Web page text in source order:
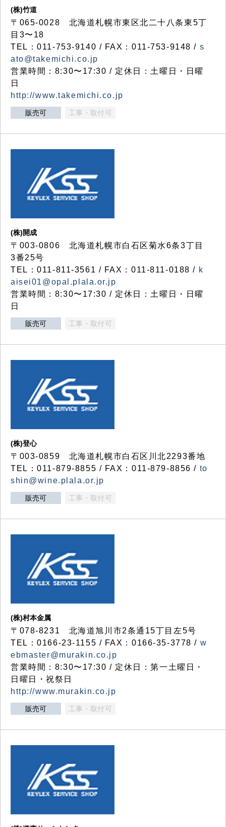
(株)竹道
〒065-0028 北海道札幌市東区北二十八条東5丁
目3〜18
TEL：011-753-9140 / FAX：011-753-9148 / s
ato@takemichi.co.jp
営業時間：8:30〜17:30 / 定休日：土曜日・日曜
日
http://www.takemichi.co.jp
販売可 工事・取付可
(株)開成
〒003-0806 北海道札幌市白石区菊水6条3丁目
3番25号
TEL：011-811-3561 / FAX：011-811-0188 / k
aisei01@opal.plala.or.jp
営業時間：8:30〜17:30 / 定休日：土曜日・日曜
日
販売可 工事・取付可
(株)登心
〒003-0859 北海道札幌市白石区川北2293番地
TEL：011-879-8855 / FAX：011-879-8856 / to
shin@wine.plala.or.jp
販売可 工事・取付可
(株)村本金属
〒078-8231 北海道旭川市2条通15丁目左5号
TEL：0166-23-1155 / FAX：0166-35-3778 / w
ebmaster@murakin.co.jp
営業時間：8:30〜17:30 / 定休日：第一土曜日・
日曜日・祝祭日
http://www.murakin.co.jp
販売可 工事・取付可